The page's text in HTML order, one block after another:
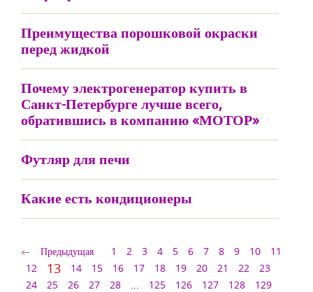
Преимущества порошковой окраски
перед жидкой
Почему электрогенератор купить в
Санкт-Петербурге лучше всего,
обратившись в компанию «МОТОР»
Футляр для печи
Какие есть кондиционеры
Предыдущая 1 2 3 4 5 6 7 8 9 10
11
12
13 14 15 16 17 18 19 20 21 22
23
24
25 26 27 28 ... 125 126 127 128
129